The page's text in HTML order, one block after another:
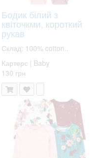
Бодик білий з
квіточкми, короткий
рукав
Склад: 100% cotton..
Картерс | Baby
130 грн